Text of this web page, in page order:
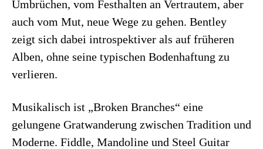
Umbrüchen, vom Festhalten an Vertrautem, aber
auch vom Mut, neue Wege zu gehen. Bentley
zeigt sich dabei introspektiver als auf früheren
Alben, ohne seine typischen Bodenhaftung zu
verlieren.
Musikalisch ist „Broken Branches“ eine
gelungene Gratwanderung zwischen Tradition und
Moderne. Fiddle, Mandoline und Steel Guitar